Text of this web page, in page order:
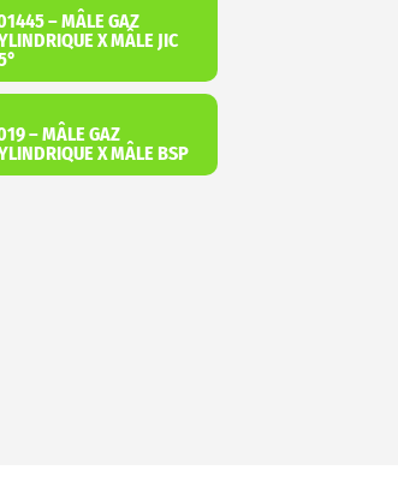
– MÂLE GAZ
X MÂLE JIC
– MÂLE GAZ
X MÂLE BSP